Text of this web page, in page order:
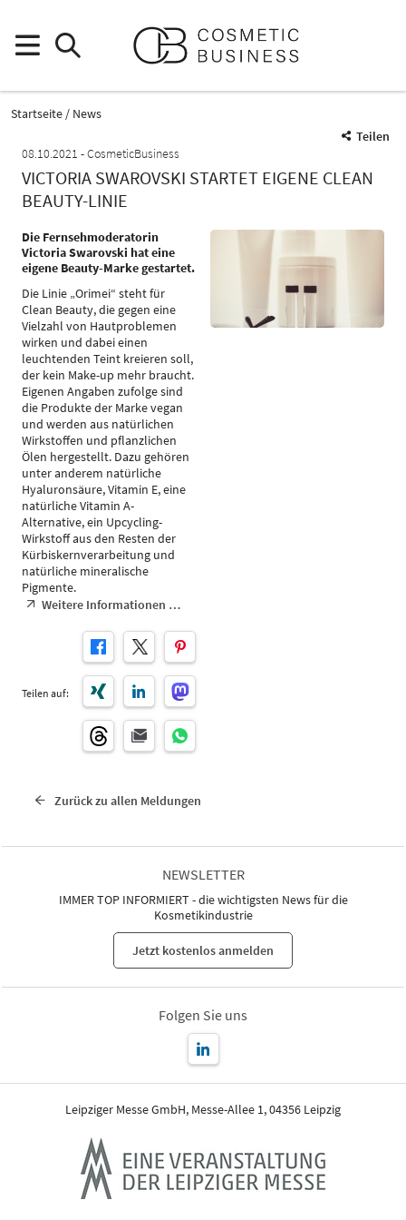
Startseite
News
Teilen
08.10.2021
CosmeticBusiness
VICTORIA SWAROVSKI STARTET EIGENE CLEAN
BEAUTY-LINIE
Die Fernsehmoderatorin
Victoria Swarovski hat eine
eigene Beauty-Marke gestartet.
Die Linie „Orimei“ steht für
Clean Beauty, die gegen eine
Vielzahl von Hautproblemen
wirken und dabei einen
leuchtenden Teint kreieren soll,
der kein Make-up mehr braucht.
Eigenen Angaben zufolge sind
die Produkte der Marke vegan
und werden aus natürlichen
Wirkstoffen und pflanzlichen
Ölen hergestellt. Dazu gehören
unter anderem natürliche
Hyaluronsäure, Vitamin E, eine
natürliche Vitamin A-
Alternative, ein Upcycling-
Wirkstoff aus den Resten der
Kürbiskernverarbeitung und
natürliche mineralische
Pigmente.
Weitere Informationen …
Teilen auf:
Zurück zu allen Meldungen
NEWSLETTER
IMMER TOP INFORMIERT - die wichtigsten News für die
Kosmetikindustrie
Jetzt kostenlos anmelden
Folgen Sie uns
Leipziger Messe GmbH, Messe-Allee 1, 04356 Leipzig